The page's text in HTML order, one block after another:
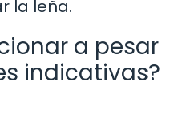
la leña.
a pesar
indicativas?